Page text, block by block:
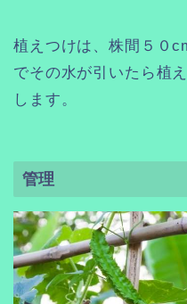
植えつけは、株間５０
でその水が引いたら植
します。
管理